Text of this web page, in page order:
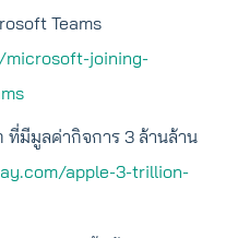
Teams
joining-
ที่มีมูลค่ากิจการ 3 ล้านล้าน
apple-3-trillion-